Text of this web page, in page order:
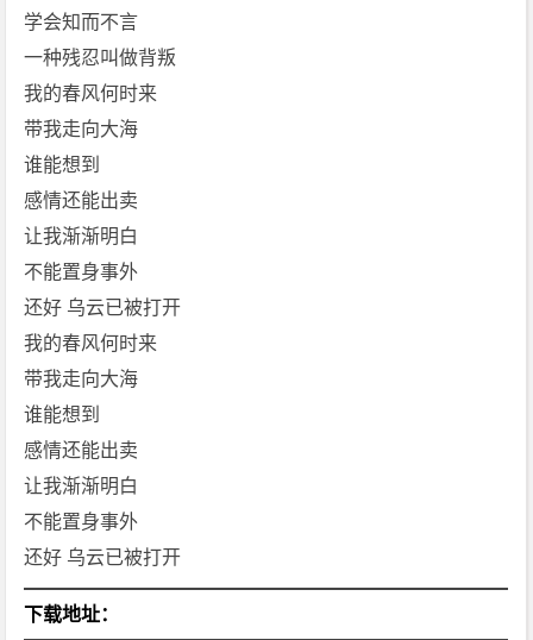
学会知而不言
一种残忍叫做背叛
我的春风何时来
带我走向大海
谁能想到
感情还能出卖
让我渐渐明白
不能置身事外
还好 乌云已被打开
我的春风何时来
带我走向大海
谁能想到
感情还能出卖
让我渐渐明白
不能置身事外
还好 乌云已被打开
下载地址：